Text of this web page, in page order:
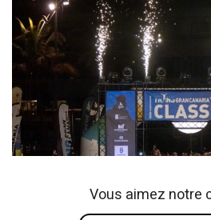
Vous aimez notre